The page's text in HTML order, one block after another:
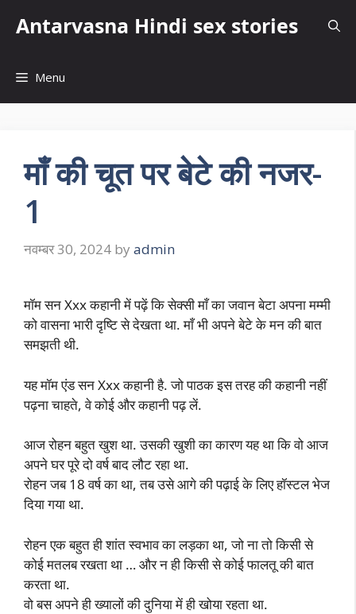
Antarvasna Hindi sex stories
Menu
माँ की चूत पर बेटे की नजर-
1
नवम्बर 30, 2024 by admin
मॉम सन Xxx कहानी में पढ़ें कि सेक्सी माँ का जवान बेटा अपना मम्मी
को वासना भारी दृष्टि से देखता था. माँ भी अपने बेटे के मन की बात
समझती थी.
यह मॉम एंड सन Xxx कहानी है. जो पाठक इस तरह की कहानी नहीं
पढ़ना चाहते, वे कोई और कहानी पढ़ लें.
आज रोहन बहुत खुश था. उसकी खुशी का कारण यह था कि वो आज
अपने घर पूरे दो वर्ष बाद लौट रहा था.
रोहन जब 18 वर्ष का था, तब उसे आगे की पढ़ाई के लिए हॉस्टल भेज
दिया गया था.
रोहन एक बहुत ही शांत स्वभाव का लड़का था, जो ना तो किसी से
कोई मतलब रखता था … और न ही किसी से कोई फालतू की बात
करता था.
वो बस अपने ही ख्यालों की दुनिया में ही खोया रहता था.